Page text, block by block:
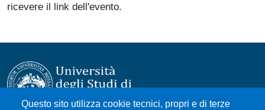
ricevere il link dell'evento.
Questo sito utilizza cookie tecnici, propri e di terze